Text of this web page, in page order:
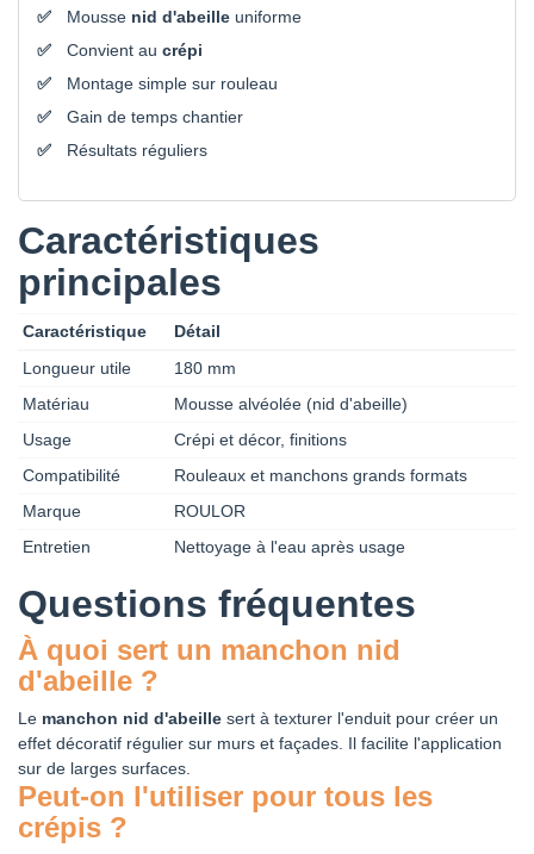
Mousse nid d'abeille uniforme
Convient au crépi
Montage simple sur rouleau
Gain de temps chantier
Résultats réguliers
Caractéristiques
principales
Caractéristique
Détail
Longueur utile
180 mm
Matériau
Mousse alvéolée (nid d'abeille)
Usage
Crépi et décor, finitions
Compatibilité
Rouleaux et manchons grands formats
Marque
ROULOR
Entretien
Nettoyage à l'eau après usage
Questions fréquentes
À quoi sert un manchon nid
d'abeille ?
Le manchon nid d'abeille sert à texturer l'enduit pour créer un
effet décoratif régulier sur murs et façades. Il facilite l'application
sur de larges surfaces.
Peut-on l'utiliser pour tous les
crépis ?